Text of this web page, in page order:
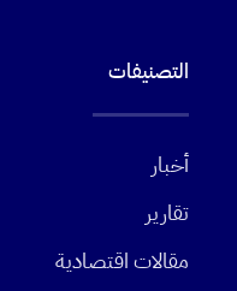
التصنيفات
أخبار
تقارير
مقالات اقتصادية